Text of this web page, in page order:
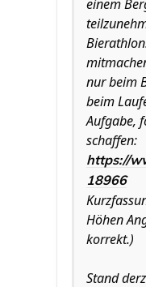
einem
nur beim
beim
Aufgabe,
schaffen:
https://
18966
Höhen
korrekt.)
Stand